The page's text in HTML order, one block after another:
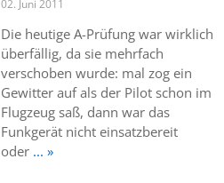
02. Juni 2011
Die heutige A-Prüfung war wirklich
überfällig, da sie mehrfach
verschoben wurde: mal zog ein
Gewitter auf als der Pilot schon im
Flugzeug saß, dann war das
Funkgerät nicht einsatzbereit
oder... »